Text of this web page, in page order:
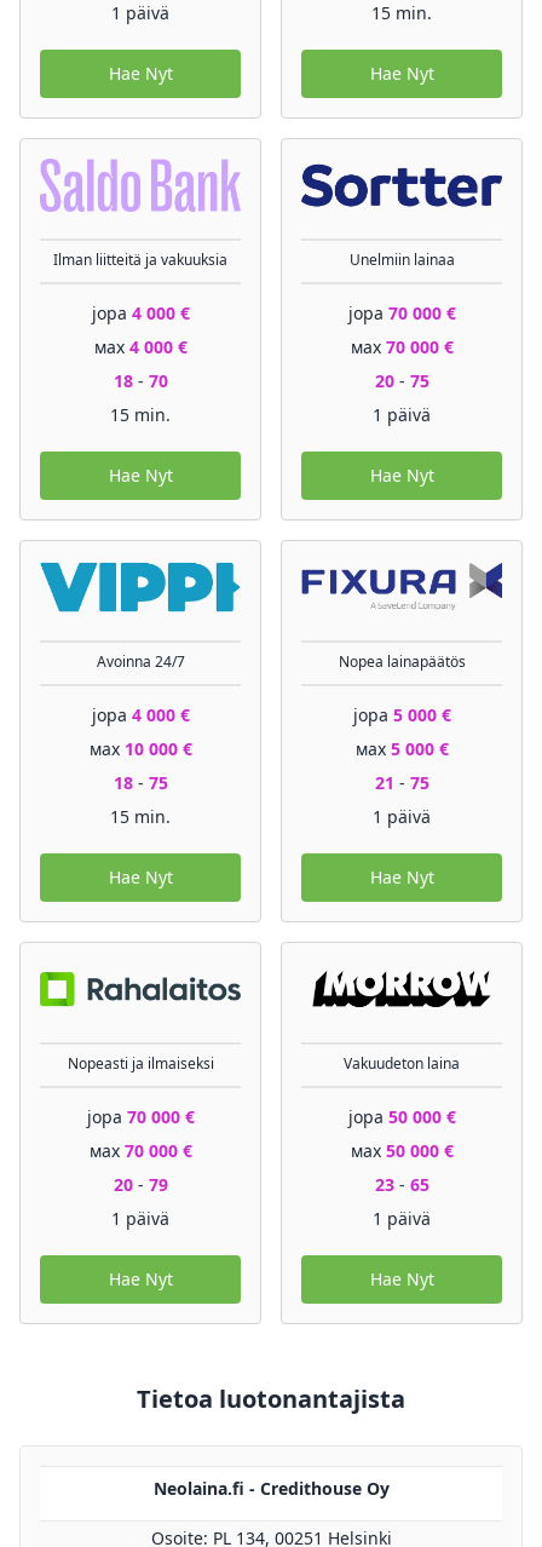
1 päivä
Hae Nyt
15 min.
Hae Nyt
Ilman liitteitä ja vakuuksia
jopa 4 000 €
мах 4 000 €
18- 70
15 min.
Hae Nyt
Unelmiin lainaa
jopa 70 000 €
мах 70 000 €
20- 75
1 päivä
Hae Nyt
Avoinna 24/7
jopa 4 000 €
мах 10 000 €
18- 75
15 min.
Hae Nyt
Nopea lainapäätös
jopa 5 000 €
мах 5 000 €
21 - 75
1 päivä
Hae Nyt
Nopeasti ja ilmaiseksi
jopa 70 000 €
мах 70 000 €
20- 79
1 päivä
Hae Nyt
Vakuudeton laina
jopa 50 000 €
мах 50 000 €
23- 65
1 päivä
Hae Nyt
Tietoa luotonantajista
Neolaina.fi - Credithouse Oy
Osoite: PL 134, 00251 Helsinki